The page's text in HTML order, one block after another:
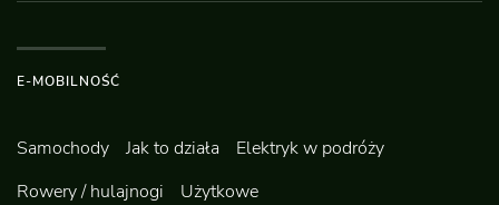
E-MOBILNOŚĆ
Samochody Jak to działa
Elektryk w podróży
Rowery / hulajnogi
Użytkowe